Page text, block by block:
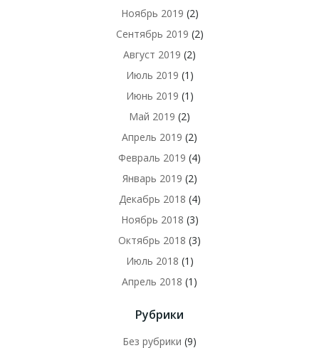
Ноябрь 2019 (2)
Сентябрь 2019 (2)
Август 2019 (2)
Июль 2019 (1)
Июнь 2019 (1)
Май 2019 (2)
Апрель 2019 (2)
Февраль 2019 (4)
Январь 2019 (2)
Декабрь 2018 (4)
Ноябрь 2018 (3)
Октябрь 2018 (3)
Июль 2018 (1)
Апрель 2018 (1)
Рубрики
Без рубрики (9)